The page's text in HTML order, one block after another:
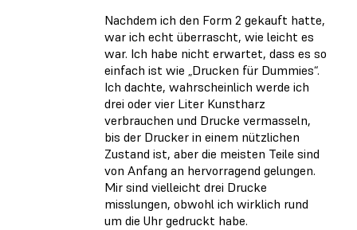
Nachdem ich den Form 2 gekauft hatte,
war ich echt überrascht, wie leicht es
war. Ich habe nicht erwartet, dass es so
einfach ist wie „Drucken für Dummies“.
Ich dachte, wahrscheinlich werde ich
drei oder vier Liter Kunstharz
verbrauchen und Drucke vermasseln,
bis der Drucker in einem nützlichen
Zustand ist, aber die meisten Teile sind
von Anfang an hervorragend gelungen.
Mir sind vielleicht drei Drucke
misslungen, obwohl ich wirklich rund
um die Uhr gedruckt habe.